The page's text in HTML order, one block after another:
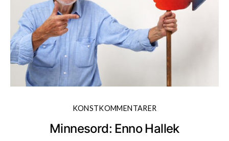
KONSTKOMMENTARER
Minnesord: Enno Hallek